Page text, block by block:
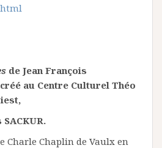
de Jean François
au Centre Culturel Théo
Charle Chaplin de Vaulx en